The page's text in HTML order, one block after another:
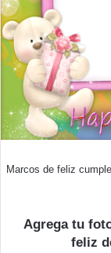
Marcos de feliz
Agrega tu
feliz